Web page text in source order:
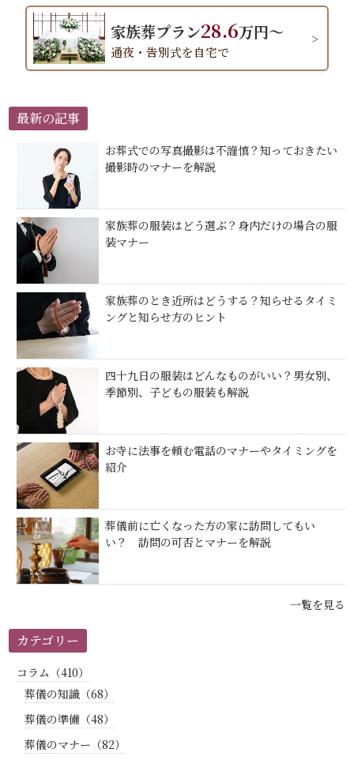
家族葬プラン28.6万円～
通夜・告別式を自宅で
最新の記事
お葬式での写真撮影は不謹慎？知っておきたい
撮影時のマナーを解説
家族葬の服装はどう選ぶ？身内だけの場合の服
装マナー
家族葬のとき近所はどうする？知らせるタイミ
ングと知らせ方のヒント
四十九日の服装はどんなものがいい？男女別、
季節別、子どもの服装も解説
お寺に法事を頼む電話のマナーやタイミングを
紹介
葬儀前に亡くなった方の家に訪問してもい
い？ 訪問の可否とマナーを解説
一覧を見る
カテゴリー
コラム（410）
葬儀の知識（68）
葬儀の準備（48）
葬儀のマナー（82）